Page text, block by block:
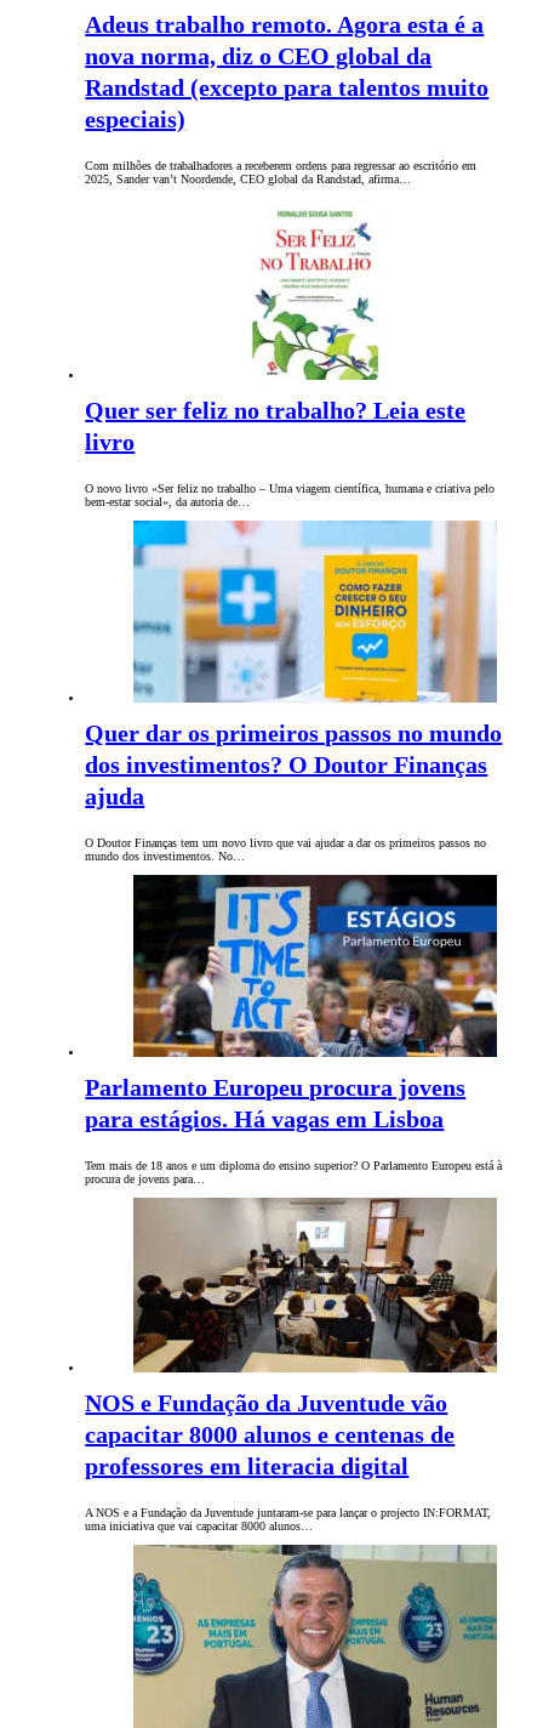
Adeus trabalho remoto. Agora esta é a
nova norma, diz o CEO global da
Randstad (excepto para talentos muito
especiais)
Com milhões de trabalhadores a receberem ordens para regressar ao escritório em
2025, Sander van’t Noordende, CEO global da Randstad, afirma…
Quer ser feliz no trabalho? Leia este
livro
O novo livro «Ser feliz no trabalho – Uma viagem científica, humana e criativa pelo
bem-estar social», da autoria de…
Quer dar os primeiros passos no mundo
dos investimentos? O Doutor Finanças
ajuda
O Doutor Finanças tem um novo livro que vai ajudar a dar os primeiros passos no
mundo dos investimentos. No…
Parlamento Europeu procura jovens
para estágios. Há vagas em Lisboa
Tem mais de 18 anos e um diploma do ensino superior? O Parlamento Europeu está à
procura de jovens para…
NOS e Fundação da Juventude vão
capacitar 8000 alunos e centenas de
professores em literacia digital
A NOS e a Fundação da Juventude juntaram-se para lançar o projecto IN:FORMAT,
uma iniciativa que vai capacitar 8000 alunos…